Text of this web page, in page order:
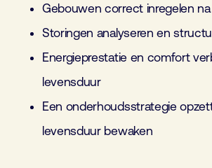
Gebouwen correct inregelen
Storingen analyseren en
Energieprestatie en comfort
levensduur
Een onderhoudsstrategie
levensduur bewaken